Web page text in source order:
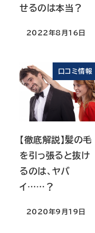
せるのは本当？
2022年8月16日
口コミ情報
【徹底解説】髪の毛
を引っ張ると抜け
るのは、ヤバ
イ……？
2020年9月19日